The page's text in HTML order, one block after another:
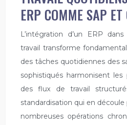
ERP COMME SAP ET
L’intégration d’un ERP
travail transforme
des tâches quotidiennes des
sophistiqués harmonisent
des flux de travail
standardisation qui en
nombreuses opérations